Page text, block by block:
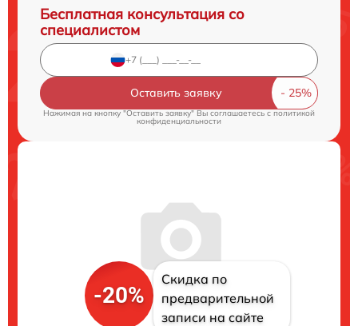
Бесплатная консультация со
специалистом
Оставить заявку
Нажимая на кнопку "Оставить заявку" Вы соглашаетесь cполитикой
конфиденциальности
-20%
Скидка по
предварительной
записи на сайте